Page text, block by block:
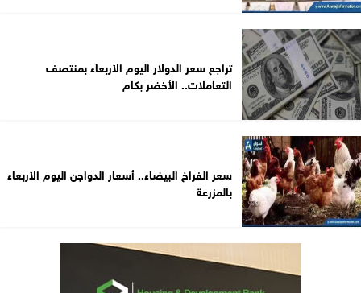
تراجع سعر الدولار اليوم الأربعاء بمنتصف
التعاملات.. الأخضر بكام
سعر الفراخ البيضاء.. أسعار الدواجن اليوم الأربعاء
بالمزرعة